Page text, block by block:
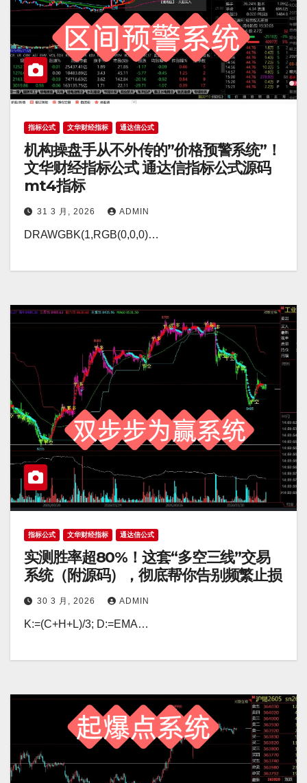
指标公式 文华财经指标 通达信公式
机构操盘手从不外传的”价格预警系统”！
文华财经指标公式 通达信指标公式源码
mt4指标
31 3 月, 2026 ADMIN
DRAWGBK(1,RGB(0,0,0)…
指标公式 文华财经指标 通达信公式
实测胜率超80%！这套“多空三线”交易
系统（附源码），彻底帮你告别频繁止损
30 3 月, 2026 ADMIN
K:=(C+H+L)/3; D:=EMA…